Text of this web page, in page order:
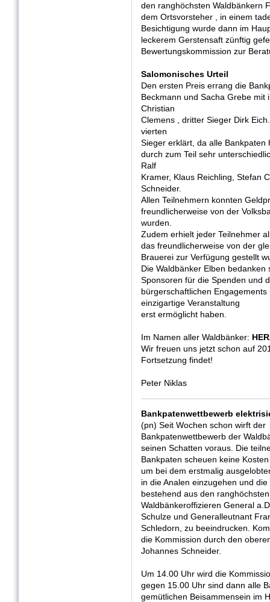
den ranghöchsten Waldbänkern
dem Ortsvorsteher , in einem
Besichtigung wurde dann im
leckerem Gerstensaft zünftig
Bewertungskommission zur
Salomonisches Urteil
Den ersten Preis errang die
Beckmann und Sacha Grebe
Christian
Clemens , dritter Sieger Dirk
vierten
Sieger erklärt, da alle
durch zum Teil sehr
Ralf
Kramer, Klaus Reichling, Stefan
Schneider.
Allen Teilnehmern konnten
freundlicherweise von der
wurden.
Zudem erhielt jeder Teilnehmer
das freundlicherweise von der
Brauerei zur Verfügung gestellt
Die Waldbänker Elben bedanken
Sponsoren für die Spenden und
bürgerschaftlichen
einzigartige Veranstaltung
erst ermöglicht haben.
Im Namen aller Waldbänker:
Wir freuen uns jetzt schon auf
Fortsetzung findet!
Peter Niklas
Bankpatenwettbewerb
(pn) Seit Wochen schon wirft der
Bankpatenwettbewerb der
seinen Schatten voraus. Die
Bankpaten scheuen keine
um bei dem erstmalig
in die Analen einzugehen und die
bestehend aus den ranghöchsten
Waldbänkeroffizieren General
Schulze und Generalleutnant
Schledorn, zu beeindrucken.
die Kommission durch den
Johannes Schneider.
Um 14.00 Uhr wird die
gegen 15.00 Uhr sind dann alle
gemütlichen Beisammensein im